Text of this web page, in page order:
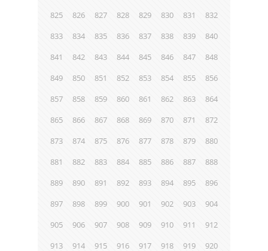
825
826 827 828 829 830 831
832
833
834 835 836 837 838 839
840
841
842 843 844 845 846 847
848
849
850 851 852 853 854 855
856
857
858 859 860 861 862 863
864
865
866 867 868 869 870 871
872
873
874 875 876 877 878 879
880
881
882 883 884 885 886 887
888
889
890 891 892 893 894 895
896
897
898 899 900 901 902 903
904
905
906 907 908 909 910 911
912
913
914 915 916 917 918 919 920